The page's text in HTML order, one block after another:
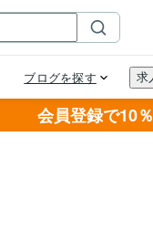
会員登録で10